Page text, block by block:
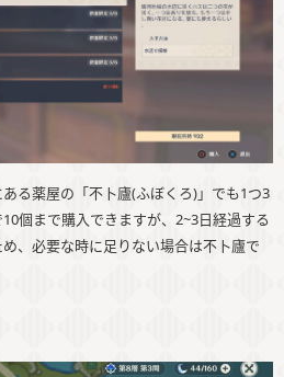
る薬屋の「不卜廬(ふぼくろ)」でも1つ3
個まで購入できますが、2~3日経過する
、必要な時に足りない場合は不卜廬で